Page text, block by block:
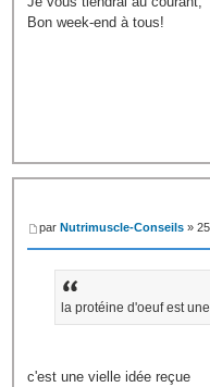
Bon week-end à tous!
par Nutrimuscle-Conseils »
la protéine d'oeuf est
c'est une vielle idée reçue